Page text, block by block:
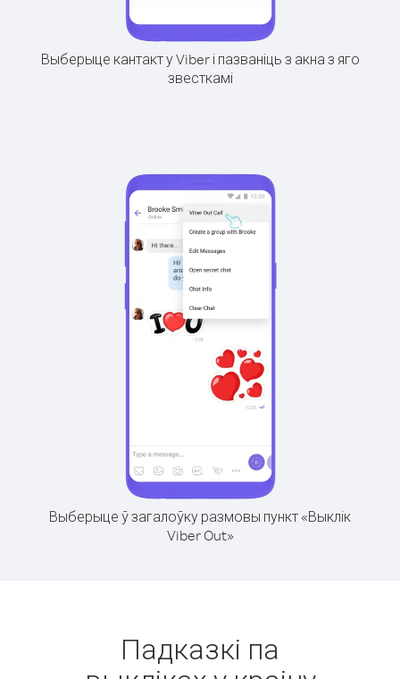
Выберыце кантакт у Viber і пазваніць з акна з яго
звесткамі
Выберыце ў загалоўку размовы пункт «Выклік
Viber Out»
Падказкі па